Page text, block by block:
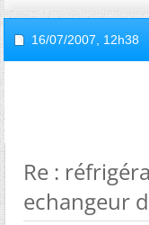
16/07/2007, 12h38
Re :
echangeur